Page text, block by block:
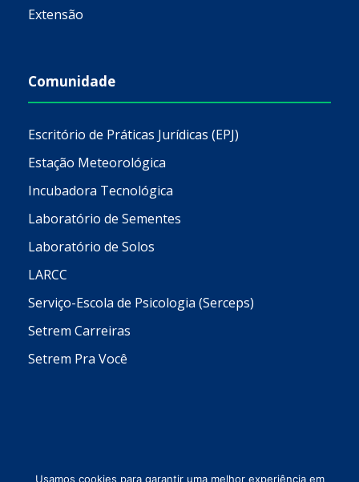
Extensão
Comunidade
Escritório de Práticas Jurídicas (EPJ)
Estação Meteorológica
Incubadora Tecnológica
Laboratório de Sementes
Laboratório de Solos
LARCC
Serviço-Escola de Psicologia (Serceps)
Setrem Carreiras
Setrem Pra Você
Usamos cookies para garantir uma melhor experiência em